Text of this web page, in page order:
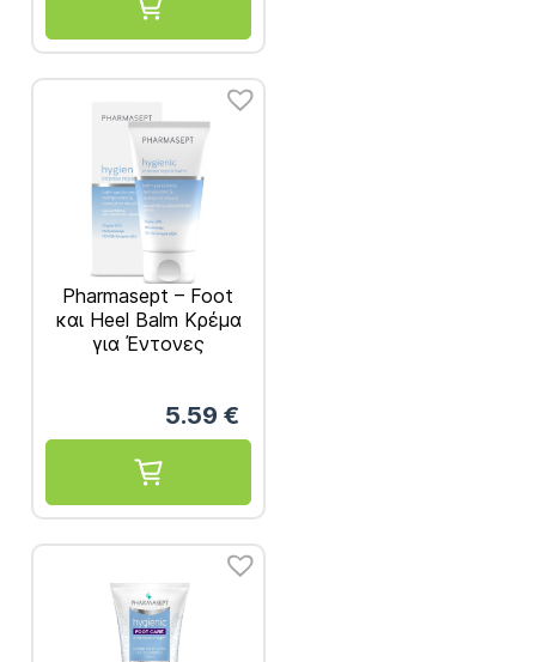
Pharmasept – Foot
και Heel Balm Κρέμα
για Έντονες
50ml 1τμχ5.59 €